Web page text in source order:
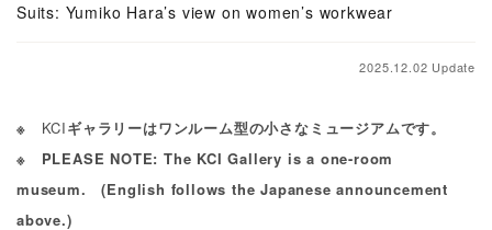
Suits: Yumiko Hara’s view on women’s workwear
2025.12.02 Update
※ KCIギャラリーはワンルーム型の小さなミュージアムです。
※ PLEASE NOTE: The KCI Gallery is a one-room
museum. (English follows the Japanese announcement
above.)
News from Staff
Education
教育普及活動